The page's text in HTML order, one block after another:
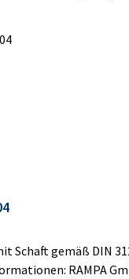
Schaft gemäß DIN
RAMPA